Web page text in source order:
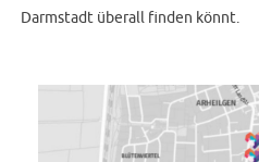
Darmstadt überall finden könnt.